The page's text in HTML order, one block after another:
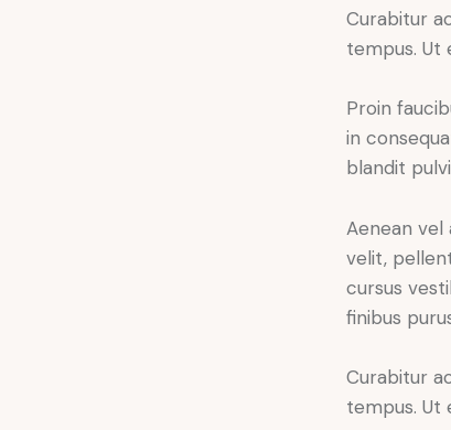
Curabitur
tempus. Ut
Proin
in
blandit
Aenean vel
velit,
cursus
finibus
Curabitur
tempus. Ut